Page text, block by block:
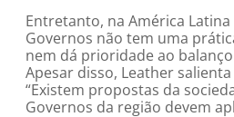
Entretanto, na América
Governos não tem uma
nem dá prioridade ao
Apesar disso, Leather
“Existem propostas da
Governos da região devem